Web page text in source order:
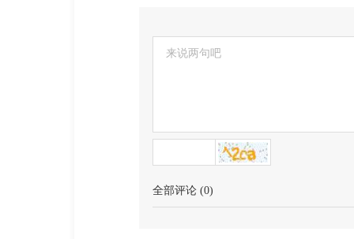
全部评论 (0)